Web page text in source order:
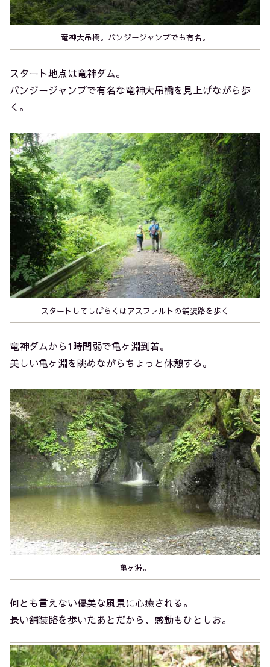
竜神大吊橋。バンジージャンプでも有名。
スタート地点は竜神ダム。
バンジージャンプで有名な竜神大吊橋を見上げながら歩
く。
スタートしてしばらくはアスファルトの舗装路を歩く
竜神ダムから1時間弱で亀ヶ淵到着。
美しい亀ヶ淵を眺めながらちょっと休憩する。
亀ヶ淵。
何とも言えない優美な風景に心癒される。
長い舗装路を歩いたあとだから、感動もひとしお。